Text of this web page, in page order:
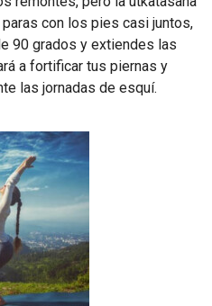
con los pies casi juntos,
90 grados y extiendes las
a fortificar tus piernas y
las jornadas de esquí.